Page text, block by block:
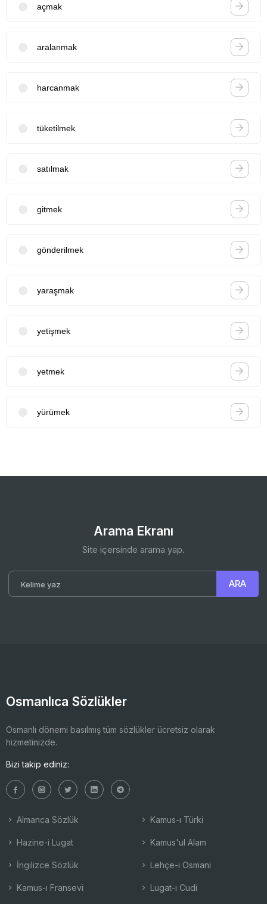
açmak
aralanmak
harcanmak
tüketilmek
satılmak
gitmek
gönderilmek
yaraşmak
yetişmek
yetmek
yürümek
Arama Ekranı
Site içersinde arama yap.
Osmanlıca Sözlükler
Osmanlı dönemi basılmış tüm sözlükler ücretsiz olarak
hizmetinizde.
Bizi takip ediniz:
Almanca Sözlük
Hazine-i Lugat
İngilizce Sözlük
Kamus-ı Fransevi
Kamus-ı Türki
Kamus'ul Alam
Lehçe-i Osmani
Lugat-ı Cudi